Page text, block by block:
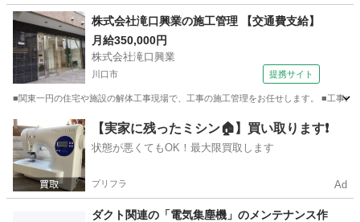
埼玉 さいたま市 大宮駅 土木 埼玉 上尾市 東大宮駅
土木 重機
株式会社滝口興業の施工管理 【交通費支給】
月給350,000円
株式会社滝口興業
川口市 提携サイト
■関東一円の住宅や施設の解体工事現場で、工事の施工管理をお任せします。 ■工事
川口市 鳶職
【実家に残ったミシン🏠】買い取ります❗️
状態が悪くてもOK！最大限買取します
プリフラ Ad
ダクト関連の「電気集塵機」のメンテナンス作